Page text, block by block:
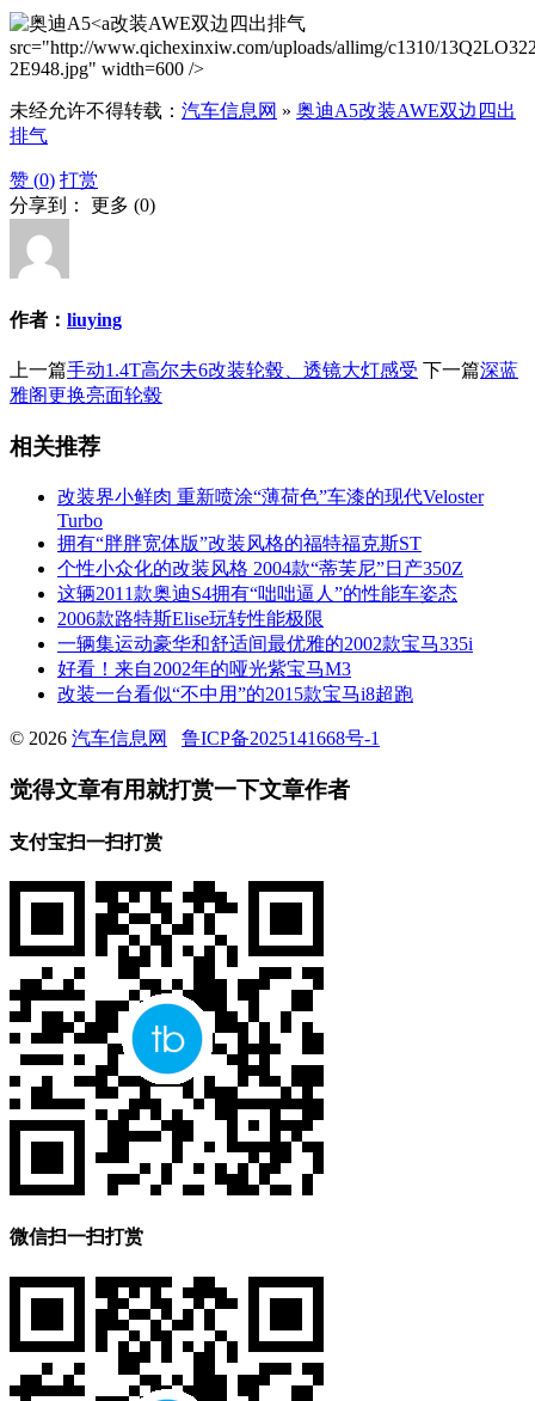
改装AWE双边四出排气
src="http://www.qichexinxiw.com/uploads/allimg/c1310/
2E948.jpg" width=600 />
未经允许不得转载： 汽车信息网 » 奥迪A5改装AWE双边四出
排气
赞 (0) 打赏
分享到： 更多 (0)
作者： liuying
上一篇手动1.4T高尔夫6改装轮毂、透镜大灯感受 下一篇深蓝
雅阁更换亮面轮毂
相关推荐
改装界小鲜肉 重新喷涂“薄荷色”车漆的现代Veloster
Turbo
拥有“胖胖宽体版”改装风格的福特福克斯ST
个性小众化的改装风格 2004款“蒂芙尼”日产350Z
这辆2011款奥迪S4拥有“咄咄逼人”的性能车姿态
2006款路特斯Elise玩转性能极限
一辆集运动豪华和舒适间最优雅的2002款宝马335i
好看！来自2002年的哑光紫宝马M3
改装一台看似“不中用”的2015款宝马i8超跑
© 2026 汽车信息网 鲁ICP备2025141668号-1
觉得文章有用就打赏一下文章作者
支付宝扫一扫打赏
微信扫一扫打赏